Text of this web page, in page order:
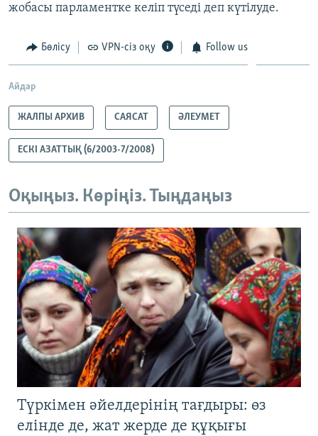
жобасы парламентке келіп түседі деп күтілуде.
Бөлісу VPN-сіз оқу Follow us
Айдар
ЖАЛПЫ АРХИВ САЯСАТ ӘЛЕУМЕТ
ЕСКІ АЗАТТЫҚ (6/2003-7/2008)
Оқыңыз. Көріңіз. Тыңдаңыз
Түркімен әйелдерінің тағдыры: өз
елінде де, жат жерде де құқығы